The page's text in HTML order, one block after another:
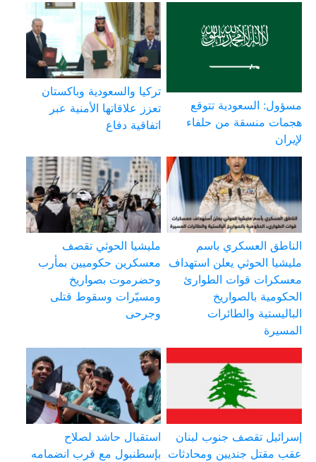
مسؤول: السعودية تتوقع
هجمات منسقة من حلفاء
لإيران
تركيا والسعودية وباكستان
تعزز علاقاتها الأمنية عبر
اتفاقية دفاع
الناطق العسكري باسم
مليشيا الحوثي يعلن استهداف
معسكرات قوات الطوارئ
الحكومية بالصواريخ
الباليستية والطائرات
المسيرة
مليشيا الحوثي تقصف
معسكرين حكوميين بمأرب
وحضرموت بصواريخ
ومسيّرات وسقوط قتلى
وجرحى
إسرائيل تقصف جنوب لبنان
عقب مقتل جنديين ومحادثات
استقبال حاشد لصلاح
بإسطنبول مع قرب انضمامه